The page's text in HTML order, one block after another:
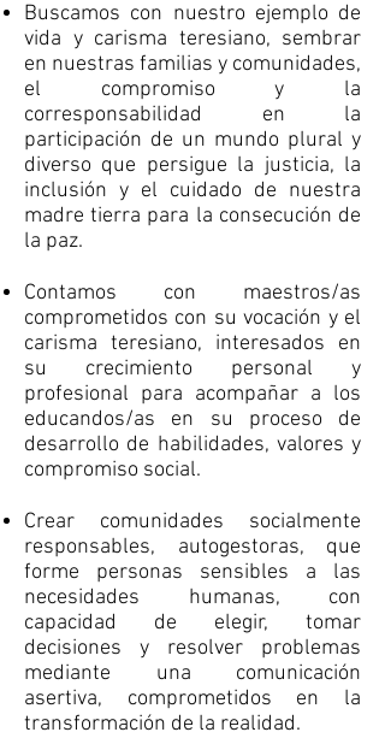
Buscamos con nuestro ejemplo de
vida y carisma teresiano, sembrar
en nuestras familias y comunidades,
el compromiso y la
corresponsabilidad en la
participación de un mundo plural y
diverso que persigue la justicia, la
inclusión y el cuidado de nuestra
madre tierra para la consecución de
la paz.
Contamos con maestros/as
comprometidos con su vocación y el
carisma teresiano, interesados en
su crecimiento personal y
profesional para acompañar a los
educandos/as en su proceso de
desarrollo de habilidades, valores y
compromiso social.
Crear comunidades socialmente
responsables, autogestoras, que
forme personas sensibles a las
necesidades humanas, con
capacidad de elegir, tomar
decisiones y resolver problemas
mediante una comunicación
asertiva, comprometidos en la
transformación de la realidad.